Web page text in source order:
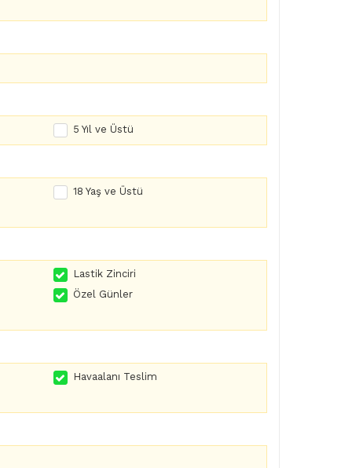
5 Yıl ve Üstü
18 Yaş ve Üstü
Lastik Zinciri
Özel Günler
Havaalanı Teslim